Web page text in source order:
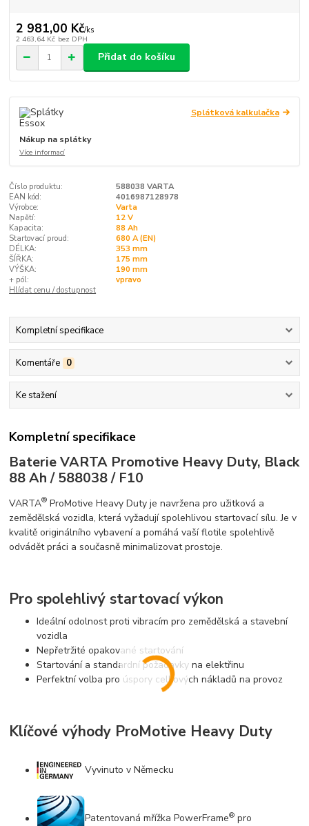
2 981,00 Kč/ks
2 463,64 Kč bez DPH
Přidat do košíku
Splátková kalkulačka
Nákup na splátky
Více informací
Číslo produktu:
588038 VARTA
EAN kód:
4016987128978
Výrobce:
Varta
Napětí:
12 V
Kapacita:
88 Ah
Startovací proud:
680 A (EN)
DÉLKA:
353 mm
ŠÍŘKA:
175 mm
VÝŠKA:
190 mm
+ pól:
vpravo
Hlídat cenu / dostupnost
Kompletní specifikace
Komentáře 0
Ke stažení
Kompletní specifikace
Baterie VARTA Promotive Heavy Duty, Black
88 Ah / 588038 / F10
VARTA® ProMotive Heavy Duty je navržena pro užitková a
zemědělská vozidla, která vyžadují spolehlivou startovací sílu. Je v
kvalitě originálního vybavení a pomáhá vaší flotile spolehlivě
odvádět práci a současně minimalizovat prostoje.
Pro spolehlivý startovací výkon
Ideální odolnost proti vibracím pro zemědělská a stavební
vozidla
Nepřetržité opakované startování
Startování a standardní požadavky na elektřinu
Perfektní volba pro úspory celkových nákladů na provoz
Klíčové výhody ProMotive Heavy Duty
Vyvinuto v Německu
Patentovaná mřížka PowerFrame® pro